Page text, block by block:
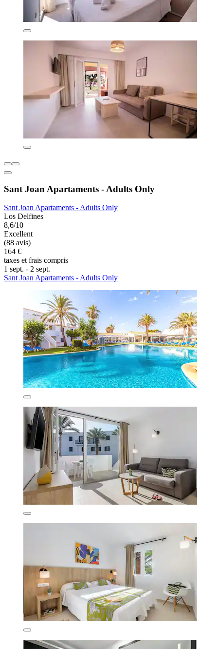
Sant Joan Apartaments - Adults Only
Sant Joan Apartaments - Adults Only
Los Delfines
8,6/10
Excellent
(88 avis)
164 €
taxes et frais compris
1 sept. - 2 sept.
Sant Joan Apartaments - Adults Only